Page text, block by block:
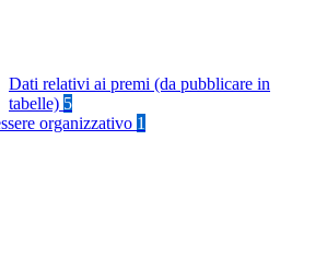
Dati relativi ai premi (da pubblicare in
tabelle) 5
organizzativo 1